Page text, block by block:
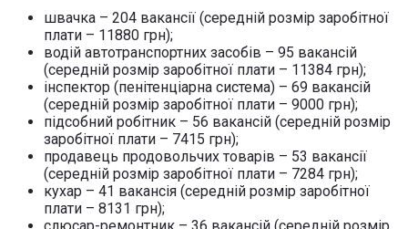
швачка – 204 вакансії (середній розмір заробітної
плати – 11880 грн);
водій автотранспортних засобів – 95 вакансій
(середній розмір заробітної плати – 11384 грн);
інспектор (пенітенціарна система) – 69 вакансій
(середній розмір заробітної плати – 9000 грн);
підсобний робітник – 56 вакансій (середній розмір
заробітної плати – 7415 грн);
продавець продовольчих товарів – 53 вакансії
(середній розмір заробітної плати – 7284 грн);
кухар – 41 вакансія (середній розмір заробітної
плати – 8131 грн);